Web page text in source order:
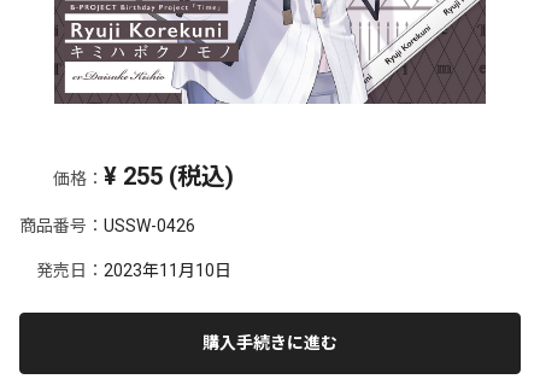
価格： ¥ 255 (税込)
商品番号： USSW-0426
発売日： 2023年11月10日
購入手続きに進む